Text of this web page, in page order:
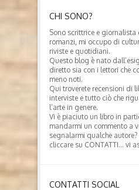
CHI SONO?
Sono scrittrice e giornalista
romanzi, mi occupo di
riviste e quotidiani.
Questo blog è nato
diretto sia con i lettori che
meno noti.
Qui troverete recensioni di
interviste e tutto ciò che
l’arte in genere.
Vi è piaciuto un libro in
mandarmi un commento a
segnalarmi qualche
cliccare su CONTATTI… vi
CONTATTI SOCIAL